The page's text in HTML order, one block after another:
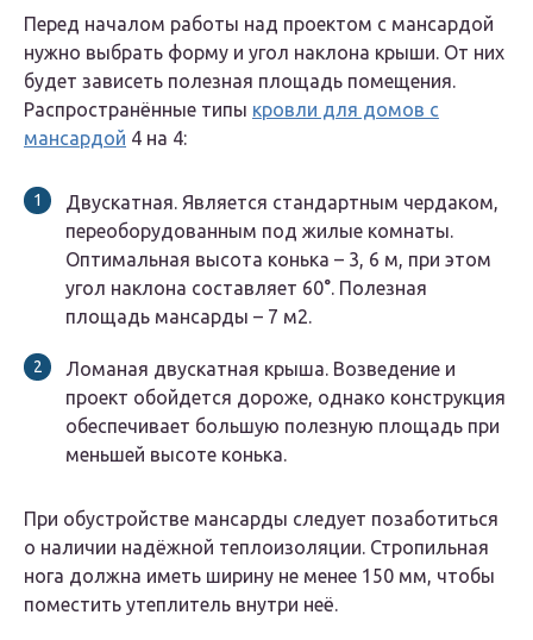
Перед началом работы над проектом с мансардой
нужно выбрать форму и угол наклона крыши. От них
будет зависеть полезная площадь помещения.
Распространённые типы кровли для домов с
мансардой 4 на 4:
Двускатная. Является стандартным чердаком,
переоборудованным под жилые комнаты.
Оптимальная высота конька – 3, 6 м, при этом
угол наклона составляет 60°. Полезная
площадь мансарды – 7 м2.
Ломаная двускатная крыша. Возведение и
проект обойдется дороже, однако конструкция
обеспечивает большую полезную площадь при
меньшей высоте конька.
При обустройстве мансарды следует позаботиться
о наличии надёжной теплоизоляции. Стропильная
нога должна иметь ширину не менее 150 мм, чтобы
поместить утеплитель внутри неё.